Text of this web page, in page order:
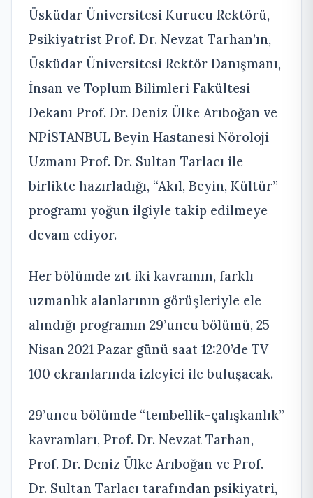
Üsküdar Üniversitesi Kurucu Rektörü,
Psikiyatrist Prof. Dr. Nevzat Tarhan’ın,
Üsküdar Üniversitesi Rektör Danışmanı,
İnsan ve Toplum Bilimleri Fakültesi
Dekanı Prof. Dr. Deniz Ülke Arıboğan ve
NPİSTANBUL Beyin Hastanesi Nöroloji
Uzmanı Prof. Dr. Sultan Tarlacı ile
birlikte hazırladığı, “Akıl, Beyin, Kültür”
programı yoğun ilgiyle takip edilmeye
devam ediyor.
Her bölümde zıt iki kavramın, farklı
uzmanlık alanlarının görüşleriyle ele
alındığı programın 29’uncu bölümü, 25
Nisan 2021 Pazar günü saat 12:20’de TV
100 ekranlarında izleyici ile buluşacak.
29’uncu bölümde “tembellik-çalışkanlık”
kavramları, Prof. Dr. Nevzat Tarhan,
Prof. Dr. Deniz Ülke Arıboğan ve Prof.
Dr. Sultan Tarlacı tarafından psikiyatri,